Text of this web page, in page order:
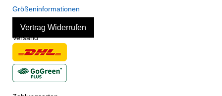
Größeninformationen
Vertrag Widerrufen
Versand